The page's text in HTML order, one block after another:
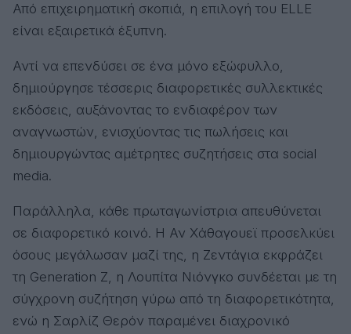
Από επιχειρηματική σκοπιά, η επιλογή του ELLE
είναι εξαιρετικά έξυπνη.
Αντί να επενδύσει σε ένα μόνο εξώφυλλο,
δημιούργησε τέσσερις διαφορετικές συλλεκτικές
εκδόσεις, αυξάνοντας το ενδιαφέρον των
αναγνωστών, ενισχύοντας τις πωλήσεις και
δημιουργώντας αμέτρητες συζητήσεις στα social
media.
Παράλληλα, κάθε πρωταγωνίστρια απευθύνεται
σε διαφορετικό κοινό. Η Αν Χάθαγουεϊ προσελκύει
όσους μεγάλωσαν μαζί της, η Ζεντάγια εκφράζει
τη Generation Z, η Λουπίτα Νιόνγκο συνδέεται με τη
σύγχρονη συζήτηση γύρω από τη διαφορετικότητα,
ενώ η Σαρλίζ Θερόν παραμένει διαχρονικό